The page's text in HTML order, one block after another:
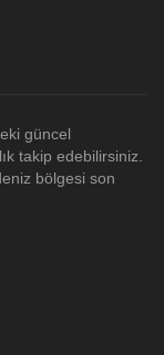
güncel
takip edebilirsiniz.
bölgesi son